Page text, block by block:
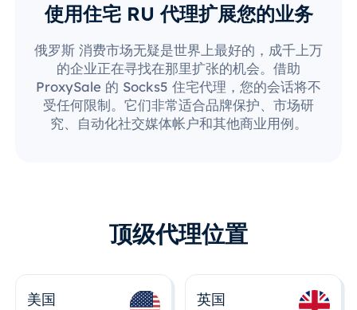
使用住宅 RU 代理扩展您的业务
俄罗斯 消费市场无疑是世界上最好的，成千上万
的企业正在寻找在那里扩张的机会。借助
ProxySale 的 Socks5 住宅代理，您的会话将不
受任何限制。它们非常适合品牌保护、市场研
究、自动化社交媒体帐户和其他商业用例。
顶级代理位置
美国 英国